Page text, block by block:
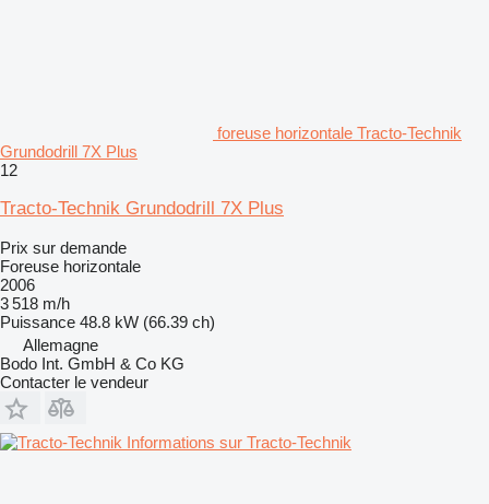
foreuse horizontale Tracto-Technik
Grundodrill 7X Plus
12
Tracto-Technik Grundodrill 7X Plus
Prix sur demande
Foreuse horizontale
2006
3 518 m/h
Puissance 48.8 kW (66.39 ch)
Allemagne
Bodo Int. GmbH & Co KG
Contacter le vendeur
Informations sur Tracto-Technik